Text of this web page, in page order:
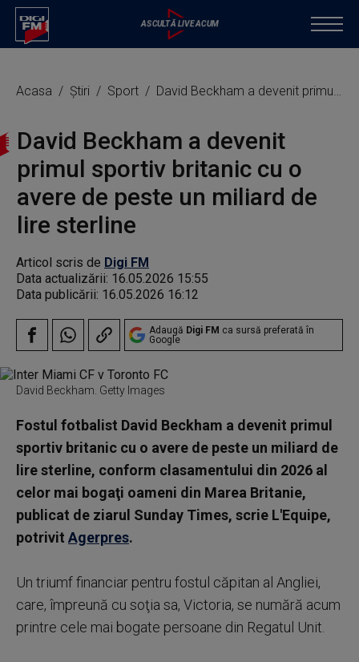
Acasa Știri Sport David Beckham a devenit primul sportiv britanic cu o avere de peste un miliard de lire sterline
David Beckham a devenit
primul sportiv britanic cu o
avere de peste un miliard de
lire sterline
Articol scris de Digi FM
Data actualizării: 16.05.2026 15:55
Data publicării: 16.05.2026 16:12
Adaugă Digi FM ca sursă preferată în
Google
David Beckham. Getty Images
Fostul fotbalist David Beckham a devenit primul
sportiv britanic cu o avere de peste un miliard de
lire sterline, conform clasamentului din 2026 al
celor mai bogaţi oameni din Marea Britanie,
publicat de ziarul Sunday Times, scrie L'Equipe,
potrivit Agerpres.
Un triumf financiar pentru fostul căpitan al Angliei,
care, împreună cu soţia sa, Victoria, se numără acum
printre cele mai bogate persoane din Regatul Unit.